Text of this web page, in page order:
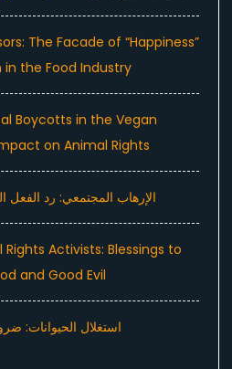
The Facade of “Happiness”
the Food Industry
Boycotts in the Vegan
on Animal Rights
الإرهاب المجتمعي: رد الفعل
Activists: Blessings to
and Good Evil
استغلال الحيوانات: